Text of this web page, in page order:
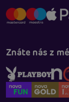
Znáte nás z